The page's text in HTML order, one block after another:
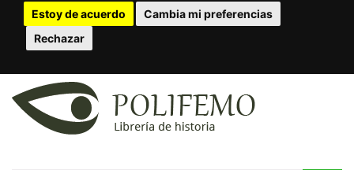
Estoy de acuerdo
Cambia mi preferencias
Rechazar